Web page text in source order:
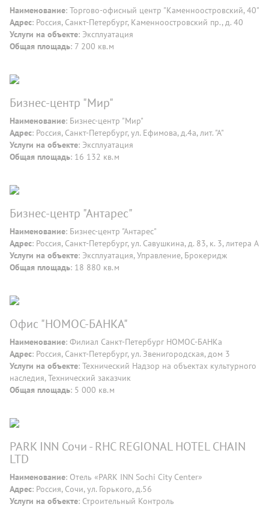
Наименование: Торгово-офисный центр "Каменноостровский, 40"
Адрес: Россия, Санкт-Петербург, Каменноостровский пр., д. 40
Услуги на объекте: Эксплуатация
Общая площадь: 7 200 кв.м
Бизнес-центр "Мир"
Наименование: Бизнес-центр "Мир"
Адрес: Россия, Санкт-Петербург, ул. Ефимова, д.4а, лит. "А"
Услуги на объекте: Эксплуатация
Общая площадь: 16 132 кв.м
Бизнес-центр "Антарес"
Наименование: Бизнес-центр "Антарес"
Адрес: Россия, Санкт-Петербург, ул. Савушкина, д. 83, к. 3, литера А
Услуги на объекте: Эксплуатация, Управление, Брокеридж
Общая площадь: 18 880 кв.м
Офис "НОМОС-БАНКА"
Наименование: Филиал Санкт-Петербург НОМОС-БАНКа
Адрес: Россия, Санкт-Петербург, ул. Звенигородская, дом 3
Услуги на объекте: Технический Надзор на объектах культурного
наследия, Технический заказчик
Общая площадь: 5 000 кв.м
PARK INN Сочи - RHC REGIONAL HOTEL CHAIN
LTD
Наименование: Отель «PARK INN Sochi City Center»
Адрес: Россия, Сочи, ул. Горького, д.56
Услуги на объекте: Строительный Контроль